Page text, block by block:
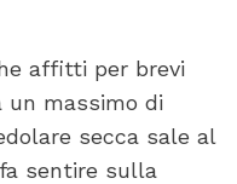
affitti per brevi
un massimo di
secca sale al
sentire sulla